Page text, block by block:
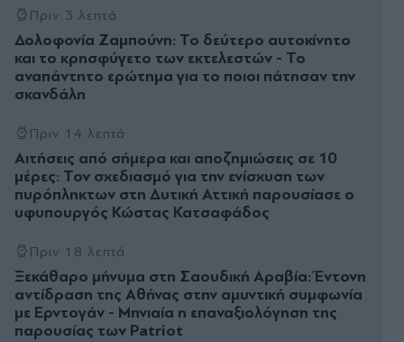
Πριν 3 λεπτά
Δολοφονία Ζαμπούνη: Το δεύτερο αυτοκίνητο
και το κρησφύγετο των εκτελεστών - Το
αναπάντητο ερώτημα για το ποιοι πάτησαν την
σκανδάλη
Πριν 14 λεπτά
Αιτήσεις από σήμερα και αποζημιώσεις σε 10
μέρες: Τον σχεδιασμό για την ενίσχυση των
πυρόπληκτων στη Δυτική Αττική παρουσίασε ο
υφυπουργός Κώστας Κατσαφάδος
Πριν 18 λεπτά
Ξεκάθαρο µήνυµα στη Σαουδική Αραβία: Έντονη
αντίδραση της Αθήνας στην αµυντική συµφωνία
µε Ερντογάν - Μηνιαία η επαναξιολόγηση της
παρουσίας των Patriot